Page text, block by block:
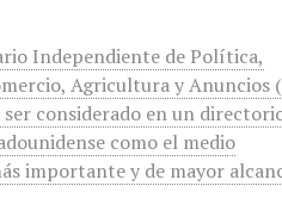
Independiente de Política,
Agricultura y Anuncios
ser considerado en un
como el medio
importante y de mayor